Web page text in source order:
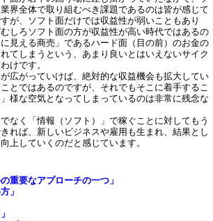
界全体で取り組むべき課題であるのは皆が感じて
が、ソフト面だけでは収益性が弱いこともあり
むしろソフト面の方が収益性が高い時代ではあるの
見える商売」であるハード面（目の前）のお金の
てしまうという、あまり良いとはいえないサイク
けです。
広がっていけば、絶対的な収益機会も拡大してい
とではあるのですが、それでもそこに着手するこ
様な空気となってしまっているのは非常に残念な
なく「情報（ソフト）」で稼ぐことに対してもう
れば、新しいビジネスや雇用も生まれ、結果とし
上していくのだと感じています。
重要なアプローチの一つ」
」